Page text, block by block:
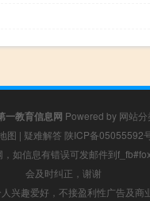
一教育信息网 Powered by 网站
图 | 疑难解答 陕ICP备05055592
如信息有错误可发邮件到
会及时纠正，谢谢
兴趣爱好，不接盈利性广告及商